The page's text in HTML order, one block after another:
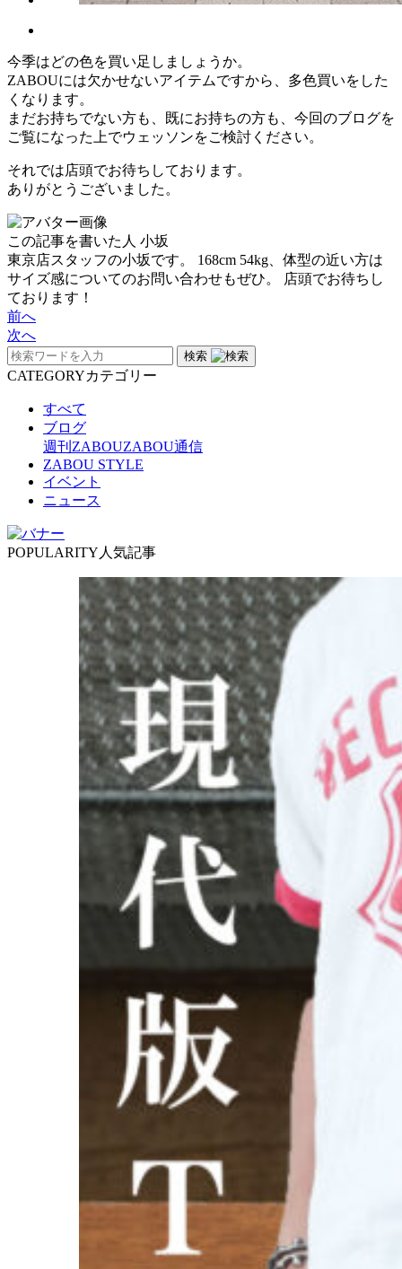
今季はどの色を買い足しましょうか。
ZABOUには欠かせないアイテムですから、多色買いをした
くなります。
まだお持ちでない方も、既にお持ちの方も、今回のブログを
ご覧になった上でウェッソンをご検討ください。
それでは店頭でお待ちしております。
ありがとうございました。
この記事を書いた人 小坂
東京店スタッフの小坂です。 168cm 54kg、体型の近い方は
サイズ感についてのお問い合わせもぜひ。 店頭でお待ちし
ております！
前へ
次へ
検索
CATEGORYカテゴリー
すべて
ブログ
週刊ZABOUZABOU通信
ZABOU STYLE
イベント
ニュース
POPULARITY 人気記事